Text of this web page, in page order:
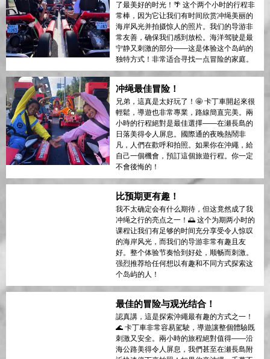
用戶意見
适合家庭的绝佳选择！
我带我的父母参加了这个旅游，我们都度过
了最美好的时光！🌴 这个两个小时的行程非
常棒，因为它让我们有时间欣赏冲绳美丽的
海岸风光并拍摄惊人的照片。我们的导游非
常友善，确保我们感到放松。海洋驾驶是最
宁静又刺激的部分——这是体验这个岛屿的
独特方式！非常适合寻找一点冒险的家庭。
冲绳最佳冒险！
兄弟，這真是太好玩了！🤩 卡丁車開起來很
輕鬆，導遊也非常專業，路線簡直完美。兩
小時的行程絕對是最佳選擇——在瀬長島的
日落美得令人屏息。國際通的夜晚熱鬧非
凡，人們在歡呼和拍照。如果你在沖繩，給
自己一個機會，預訂這個旅遊行程。你一定
不會後悔的！
比预期更有趣！
我不太确定会有什么期待，但这竟然成了我
冲绳之行的亮点之一！🌅 这个为期两小时的
课程让我们有足够的时间充分享受令人惊叹
的海岸风光，而我们的导游非常有趣且友